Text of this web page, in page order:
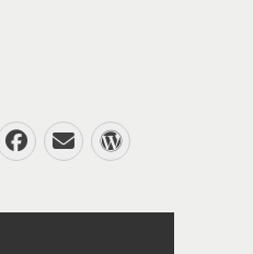
Facebook
E-
post